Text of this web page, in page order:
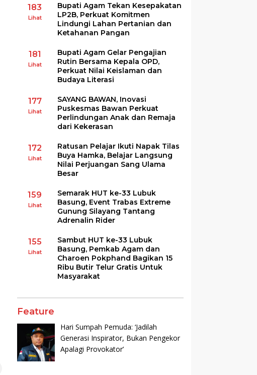
183
Lihat
Bupati Agam Tekan Kesepakatan
LP2B, Perkuat Komitmen
Lindungi Lahan Pertanian dan
Ketahanan Pangan
181
Lihat
Bupati Agam Gelar Pengajian
Rutin Bersama Kepala OPD,
Perkuat Nilai Keislaman dan
Budaya Literasi
177
Lihat
SAYANG BAWAN, Inovasi
Puskesmas Bawan Perkuat
Perlindungan Anak dan Remaja
dari Kekerasan
172
Lihat
Ratusan Pelajar Ikuti Napak Tilas
Buya Hamka, Belajar Langsung
Nilai Perjuangan Sang Ulama
Besar
159
Lihat
Semarak HUT ke-33 Lubuk
Basung, Event Trabas Extreme
Gunung Silayang Tantang
Adrenalin Rider
155
Lihat
Sambut HUT ke-33 Lubuk
Basung, Pemkab Agam dan
Charoen Pokphand Bagikan 15
Ribu Butir Telur Gratis Untuk
Masyarakat
Feature
Hari Sumpah Pemuda: ‘Jadilah
Generasi Inspirator, Bukan Pengekor
Apalagi Provokator’